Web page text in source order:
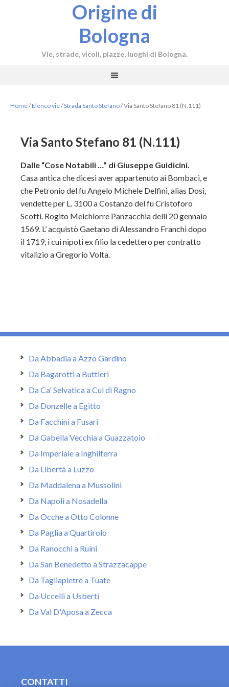
Origine di
Bologna
Vie, strade, vicoli, piazze, luoghi di Bologna.
Home/Elenco vie/Strada Santo Stefano/Via Santo Stefano 81 (N.111)
Via Santo Stefano 81 (N.111)
Dalle “Cose Notabili …” di Giuseppe Guidicini.
Casa antica che dicesi aver appartenuto ai Bombaci, e
che Petronio del fu Angelo Michele Delfini, alias Dosi,
vendette per L. 3100 a Costanzo del fu Cristoforo
Scotti. Rogito Melchiorre Panzacchia delli 20 gennaio
1569. L’ acquistò Gaetano di Alessandro Franchi dopo
il 1719, i cui nipoti ex filio la cedettero per contratto
vitalizio a Gregorio Volta.
Da Abbadia a Azzo Gardino
Da Bagarotti a Buttieri
Da Ca' Selvatica a Cul di Ragno
Da Donzelle a Egitto
Da Facchini a Fusari
Da Gabella Vecchia a Guazzatoio
Da Imperiale a Inghilterra
Da Libertà a Luzzo
Da Maddalena a Mussolini
Da Napoli a Nosadella
Da Ocche a Otto Colonne
Da Paglia a Quartirolo
Da Ranocchi a Ruini
Da San Benedetto a Strazzacappe
Da Tagliapietre a Tuate
Da Uccelli a Usberti
Da Val D'Aposa a Zecca
CONTATTI